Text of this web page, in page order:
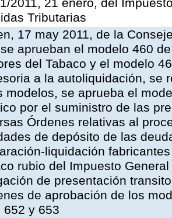
2011, 21 enero, del
Tributarias
17 may 2011, de la
aprueban el modelo 460
del Tabaco y el modelo
a la autoliquidación, se
modelos, se aprueba el
por el suministro de las
Órdenes relativas al
de depósito de las
liquidación
rubio del Impuesto
de presentación
de aprobación de los
652 y 653